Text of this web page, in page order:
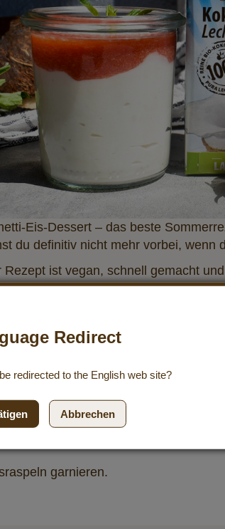
Eis-Dessert – das beste
du definitiv nicht mehr vorbei, wenn
Rezept ist vegan, schnell gemacht
und Rezept by Rebecca Traub //
Masse rühren.
garnieren.
Redirect
redirected to the English web site?
Abbrechen